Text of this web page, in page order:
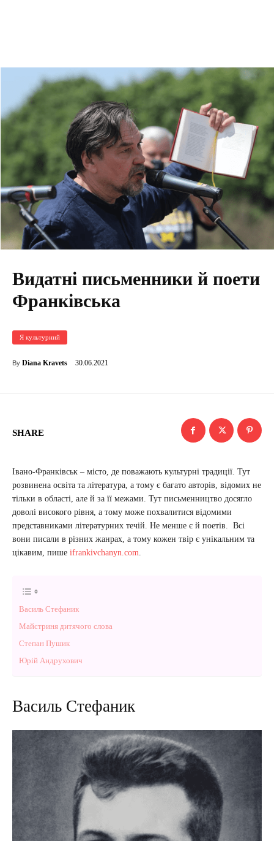
Видатні письменники й поети
Франківська
Я культурний
By Diana Kravets 30.06.2021
SHARE
Івано-Франківськ – місто, де поважають культурні традиції. Тут
розвинена освіта та література, а тому є багато авторів, відомих не
тільки в області, але й за її межами. Тут письменництво досягло
доволі високого рівня, а тому може похвалитися відомими
представниками літературних течій. Не менше є й поетів. Всі
вони писали в різних жанрах, а тому кожен твір є унікальним та
цікавим, пише ifrankivchanyn.com.
Василь Стефаник
Майстриня дитячого слова
Степан Пушик
Юрій Андрухович
Василь Стефаник